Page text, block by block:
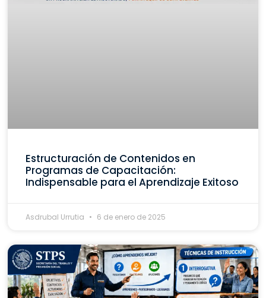
Estructuración de Contenidos en
Programas de Capacitación:
Indispensable para el Aprendizaje Exitoso
Asdrubal Urrutia 6 de enero de 2025